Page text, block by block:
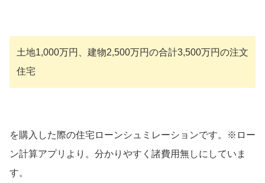
土地1,000万円、建物2,500万円の合計3,500万円の注文
住宅
を購入した際の住宅ローンシュミレーションです。※ロー
ン計算アプリより。分かりやすく諸費用無しにしていま
す。